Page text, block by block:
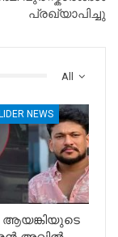
പ്രഖ്യാപിച്ചു
All
NEWS